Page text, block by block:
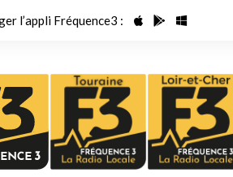
l’appli Fréquence3 :